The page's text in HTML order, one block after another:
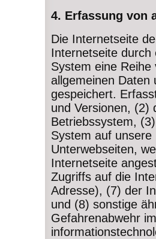
4. Erfassung von
Die Internetseite
Internetseite durch
System eine
allgemeinen Daten
gespeichert.
und Versionen, (2)
Betriebssystem,
System auf
Unterwebseiten,
Internetseite
Zugriffs auf die
Adresse), (7) der
und (8) sonstige
Gefahrenabwehr